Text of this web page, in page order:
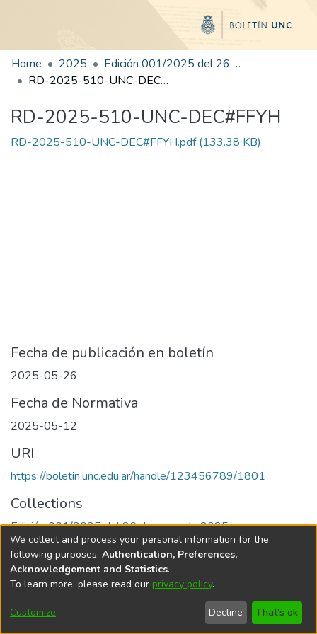
Home 2025
Edición 001/2025 del 26 de mayo de 2025
RD-2025-510-UNC-DEC#FFYH
RD-2025-510-UNC-DEC#FFYH
RD-2025-510-UNC-DEC#FFYH.pdf(133.38 KB)
Fecha de publicación en boletín
2025-05-26
Fecha de Normativa
2025-05-12
URI
https://boletin.unc.edu.ar/handle/123456789/1801
Collections
Edición 001/2025 del 26 de mayo de 2025
Universidad Nacional de Córdoba
We collect and process your personal information for the
following purposes: Authentication, Preferences,
Acknowledgement and Statistics.
To learn more, please read our privacy policy.
Customize Decline That's ok